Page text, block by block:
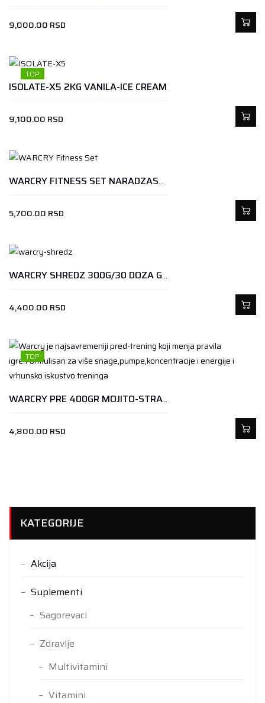
9,000.00 RSD
TOP
ISOLATE-X5 2KG VANILA-ICE CREAM
9,100.00 RSD
WARCRY FITNESS SET NARADZASTI VLICINA S
5,700.00 RSD
WARCRY SHREDZ 300G/30 DOZA GREEN CANDY
4,400.00 RSD
TOP
WARCRY PRE 400GR MOJITO-STRAWBERRY
4,800.00 RSD
KATEGORIJE
Akcija
Suplementi
Sagorevaci
Zdravlje
Multivitamini
Vitamini